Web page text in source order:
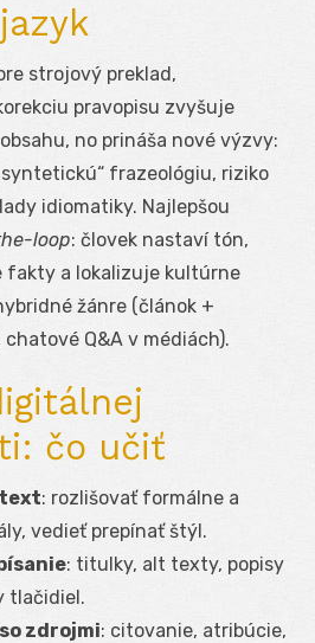
strojový preklad,
pravopisu zvyšuje
no prináša nové výzvy:
frazeológiu, riziko
idiomatiky. Najlepšou
loop: človek nastaví tón,
fakty a lokalizuje kultúrne
žánre (článok +
Q&A v médiách).
čo učiť
: rozlišovať formálne a
vedieť prepínať štýl.
: titulky, alt texty, popisy
tlačidiel.
zdrojmi: citovanie, atribúcie,